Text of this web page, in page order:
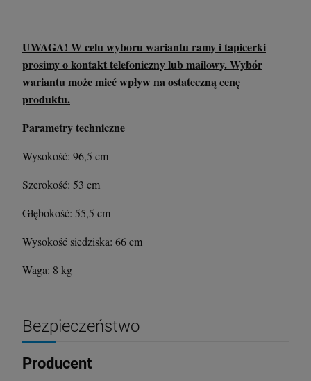
UWAGA! W celu wyboru wariantu ramy i tapicerki
prosimy o kontakt telefoniczny lub mailowy. Wybór
wariantu może mieć wpływ na ostateczną cenę
produktu.
Parametry techniczne
Wysokość: 96,5 cm
Szerokość: 53 cm
Głębokość: 55,5 cm
Wysokość siedziska: 66 cm
Waga: 8 kg
Bezpieczeństwo
Producent